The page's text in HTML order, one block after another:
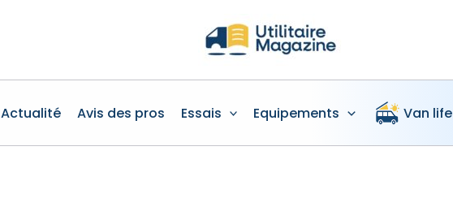
Actualité Avis des pros Essais Equipements Van life